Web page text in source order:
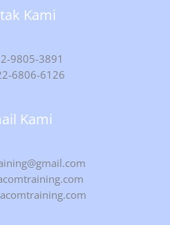
Kami
9805-3891
6806-6126
Kami